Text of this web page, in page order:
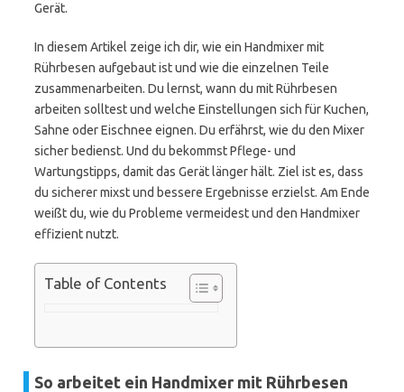
Gerät.
In diesem Artikel zeige ich dir, wie ein Handmixer mit
Rührbesen aufgebaut ist und wie die einzelnen Teile
zusammenarbeiten. Du lernst, wann du mit Rührbesen
arbeiten solltest und welche Einstellungen sich für Kuchen,
Sahne oder Eischnee eignen. Du erfährst, wie du den Mixer
sicher bedienst. Und du bekommst Pflege- und
Wartungstipps, damit das Gerät länger hält. Ziel ist es, dass
du sicherer mixst und bessere Ergebnisse erzielst. Am Ende
weißt du, wie du Probleme vermeidest und den Handmixer
effizient nutzt.
Table of Contents
So arbeitet ein Handmixer mit Rührbesen